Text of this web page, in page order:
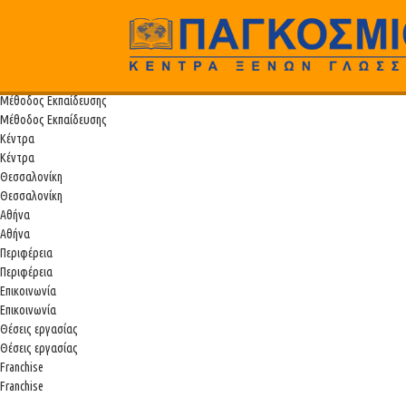
Μέθοδος Εκπαίδευσης
Μέθοδος Εκπαίδευσης
Κέντρα
Κέντρα
Θεσσαλονίκη
Θεσσαλονίκη
Αθήνα
Αθήνα
Περιφέρεια
Περιφέρεια
Επικοινωνία
Επικοινωνία
Θέσεις εργασίας
Θέσεις εργασίας
Franchise
Franchise